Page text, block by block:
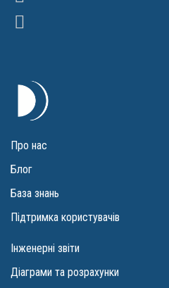
Про нас
Блог
База знань
Підтримка користувачів
Інженерні звіти
Діаграми та розрахунки